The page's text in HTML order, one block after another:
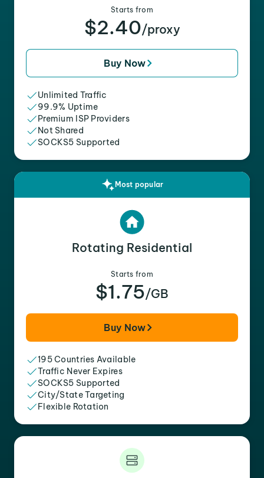
Starts from
$2.40/proxy
Buy Now
Unlimited Traffic
99.9% Uptime
Premium ISP Providers
Not Shared
SOCKS5 Supported
Most popular
Rotating Residential
Starts from
$1.75/GB
Buy Now
195 Countries Available
Traffic Never Expires
SOCKS5 Supported
City/State Targeting
Flexible Rotation